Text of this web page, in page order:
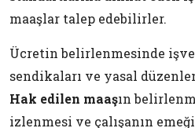
maaşlar talep edebilirler.
Ücretin belirlenmesinde
sendikaları ve yasal
Hak edilen maaşın
izlenmesi ve çalışanın